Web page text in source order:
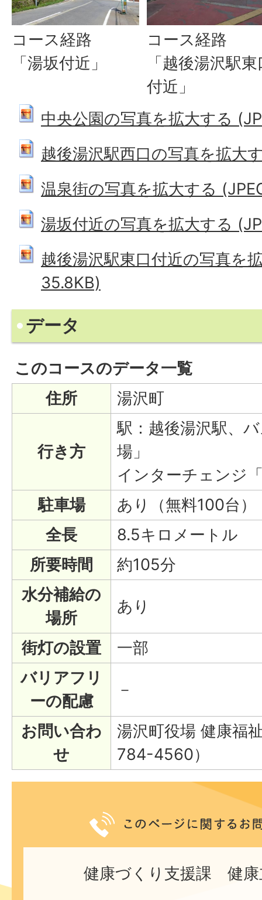
コース経路
「湯坂付近」
コース経路
「越後湯沢駅
付近」
中央公園の写真を拡大する
越後湯沢駅西口の写真を拡大
温泉街の写真を拡大する
湯坂付近の写真を拡大する
越後湯沢駅東口付近の写真を
35.8KB)
データ
このコースのデータ一覧
住所
湯沢町
行き方
駅：越後湯沢駅、
場」
インターチェンジ
駐車場
あり（無料100台）
全長
8.5キロメートル
所要時間
約105分
水分補給の
場所
あり
街灯の設置
一部
バリアフリ
ーの配慮
－
お問い合わ
せ
湯沢町役場 健康福
784-4560）
健康づくり支援課 健康